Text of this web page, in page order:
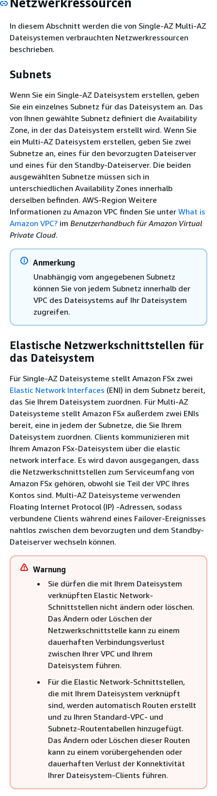
In diesem Abschnitt werden die von Single-AZ Multi-AZ
Dateisystemen verbrauchten Netzwerkressourcen
beschrieben.
Subnets
Wenn Sie ein Single-AZ Dateisystem erstellen, geben
Sie ein einzelnes Subnetz für das Dateisystem an. Das
von Ihnen gewählte Subnetz definiert die Availability
Zone, in der das Dateisystem erstellt wird. Wenn Sie
ein Multi-AZ Dateisystem erstellen, geben Sie zwei
Subnetze an, eines für den bevorzugten Dateiserver
und eines für den Standby-Dateiserver. Die beiden
ausgewählten Subnetze müssen sich in
unterschiedlichen Availability Zones innerhalb
derselben befinden. AWS-Region Weitere
Informationen zu Amazon VPC finden Sie unter What is
Amazon VPC? im Benutzerhandbuch für Amazon Virtual
Private Cloud.
Anmerkung
Unabhängig vom angegebenen Subnetz
können Sie von jedem Subnetz innerhalb der
VPC des Dateisystems auf Ihr Dateisystem
zugreifen.
Elastische Netzwerkschnittstellen für
das Dateisystem
Für Single-AZ Dateisysteme stellt Amazon FSx zwei
Elastic Network Interfaces (ENI) in dem Subnetz bereit,
das Sie Ihrem Dateisystem zuordnen. Für Multi-AZ
Dateisysteme stellt Amazon FSx außerdem zwei ENIs
bereit, eine in jedem der Subnetze, die Sie Ihrem
Dateisystem zuordnen. Clients kommunizieren mit
Ihrem Amazon FSx-Dateisystem über die elastic
network interface. Es wird davon ausgegangen, dass
die Netzwerkschnittstellen zum Serviceumfang von
Amazon FSx gehören, obwohl sie Teil der VPC Ihres
Kontos sind. Multi-AZ Dateisysteme verwenden
Floating Internet Protocol (IP) -Adressen, sodass
verbundene Clients während eines Failover-Ereignisses
nahtlos zwischen dem bevorzugten und dem Standby-
Dateiserver wechseln können.
Warnung
Sie dürfen die mit Ihrem Dateisystem
verknüpften Elastic Network-
Schnittstellen nicht ändern oder löschen.
Das Ändern oder Löschen der
Netzwerkschnittstelle kann zu einem
dauerhaften Verbindungsverlust
zwischen Ihrer VPC und Ihrem
Dateisystem führen.
Für die Elastic Network-Schnittstellen,
die mit Ihrem Dateisystem verknüpft
sind, werden automatisch Routen erstellt
und zu Ihren Standard-VPC- und
Subnetz-Routentabellen hinzugefügt.
Das Ändern oder Löschen dieser Routen
kann zu einem vorübergehenden oder
dauerhaften Verlust der Konnektivität
Ihrer Dateisystem-Clients führen.